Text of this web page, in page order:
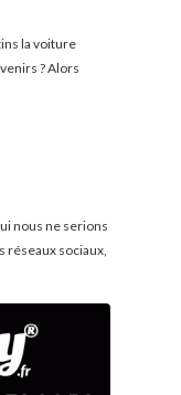
la voiture
? Alors
nous ne serions
réseaux sociaux,